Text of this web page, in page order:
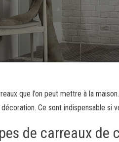
que l’on peut mettre à la
Ce sont indispensable si
de carreaux de